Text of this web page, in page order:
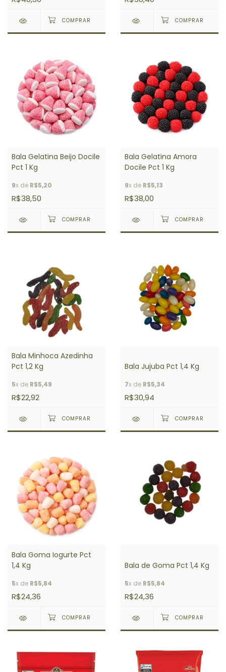
Bala Gelatina Beijo Docile
Pct 1 Kg
9x de R$5,20
R$38,50
Bala Gelatina Amora
Docile Pct 1 Kg
9x de R$5,13
R$38,00
Bala Minhoca Azedinha
Pct 1,2 Kg
5x de R$5,49
R$22,92
Bala Jujuba Pct 1,4 Kg
7x de R$5,34
R$30,94
Bala Goma Iogurte Pct
1,4 Kg
5x de R$5,84
R$24,36
Bala de Goma Pct 1,4 Kg
5x de R$5,84
R$24,36